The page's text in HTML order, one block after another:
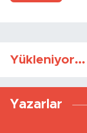
Yükleniyor...
Yazarlar